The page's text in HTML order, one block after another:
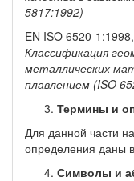
5817:1992)
EN ISO 6520-1:1998,
Классификация
металлических
плавлением (ISO
Термины и
Для данной части
определения даны
Символы и